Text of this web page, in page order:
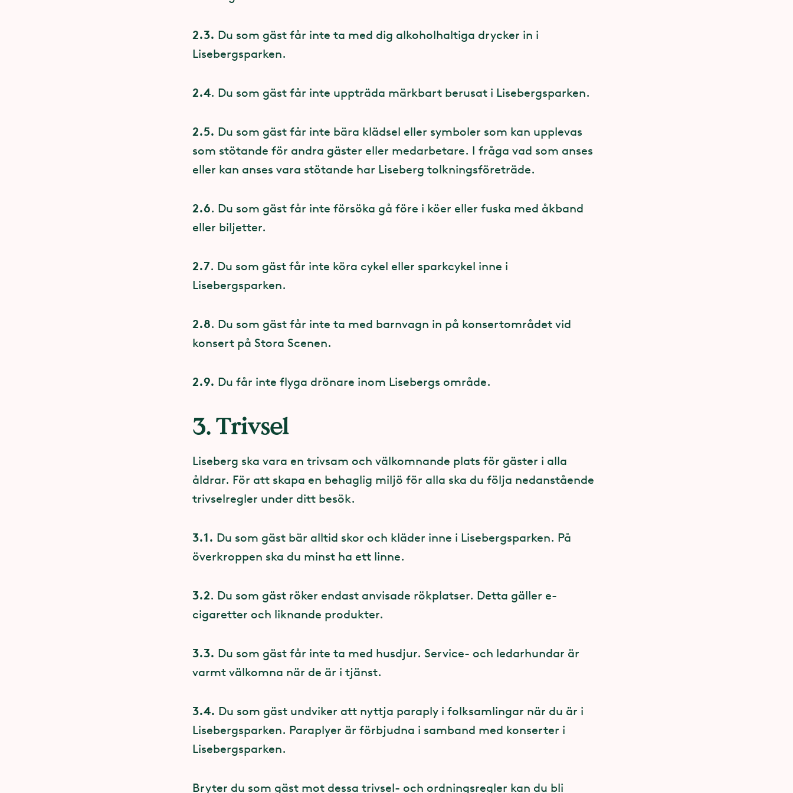
cm.
- 72 små 40Hx38Bx56D cm
plats)
Runt om i Lisebergsparken finns hjärtstartare (defibrillatorer).
Rosa villan i Norra entrén
Gästservice i Södra entrén
Mitt i parken, mitt emot Farfars bil
I Tornet, vid Chill Factory
Här hittar du hjärtstartarna på våra boendeanläggningar:
Receptionen Askims strand
Hundar och husdjur är inte tillåtna i parken. Servicehundar i arbete är
Det finns ett flertal hunddagis i göteborgsregionen.
med utan extra kostnad. ILisebergsbyns stugor Bohusbyn och
2.3. Du som gäst får inte ta med dig alkoholhaltiga drycker in i
Lisebergsparken.
2.4. Du som gäst får inte uppträda märkbart berusat i Lisebergsparken.
2.5. Du som gäst får inte bära klädsel eller symboler som kan upplevas
som stötande för andra gäster eller medarbetare. I fråga vad som anses
eller kan anses vara stötande har Liseberg tolkningsföreträde.
2.6. Du som gäst får inte försöka gå före i köer eller fuska med åkband
eller biljetter.
2.7. Du som gäst får inte köra cykel eller sparkcykel inne i
Lisebergsparken.
2.8. Du som gäst får inte ta med barnvagn in på konsertområdet vid
konsert på Stora Scenen.
2.9. Du får inte flyga drönare inom Lisebergs område.
3. Trivsel
Liseberg ska vara en trivsam och välkomnande plats för gäster i alla
åldrar. För att skapa en behaglig miljö för alla ska du följa nedanstående
trivselregler under ditt besök.
3.1. Du som gäst bär alltid skor och kläder inne i Lisebergsparken. På
överkroppen ska du minst ha ett linne.
3.2. Du som gäst röker endast anvisade rökplatser. Detta gäller e-
cigaretter och liknande produkter.
3.3. Du som gäst får inte ta med husdjur. Service- och ledarhundar är
varmt välkomna när de är i tjänst.
3.4. Du som gäst undviker att nyttja paraply i folksamlingar när du är i
Lisebergsparken. Paraplyer är förbjudna i samband med konserter i
Lisebergsparken.
Bryter du som gäst mot dessa trivsel- och ordningsregler kan du bli